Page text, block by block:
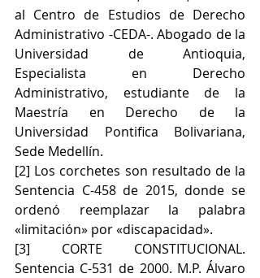
al Centro de Estudios de Derecho
Administrativo -CEDA-. Abogado de la
Universidad de Antioquia,
Especialista en Derecho
Administrativo, estudiante de la
Maestría en Derecho de la
Universidad Pontifica Bolivariana,
Sede Medellín.
[2] Los corchetes son resultado de la
Sentencia C-458 de 2015, donde se
ordenó reemplazar la palabra
«limitación» por «discapacidad».
[3] CORTE CONSTITUCIONAL.
Sentencia C-531 de 2000. M.P. Álvaro